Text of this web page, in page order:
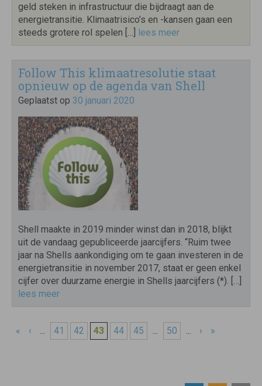
geld steken in infrastructuur die bijdraagt aan de
energietransitie. Klimaatrisico’s en -kansen gaan een
steeds grotere rol spelen […] lees meer
Follow This klimaatresolutie staat
opnieuw op de agenda van Shell
Geplaatst op 30 januari 2020
Shell maakte in 2019 minder winst dan in 2018, blijkt
uit de vandaag gepubliceerde jaarcijfers. “Ruim twee
jaar na Shells aankondiging om te gaan investeren in de
energietransitie in november 2017, staat er geen enkel
cijfer over duurzame energie in Shells jaarcijfers (*). […]
lees meer
« ‹ ... 41 42 43 44 45 ... 50 ... › »